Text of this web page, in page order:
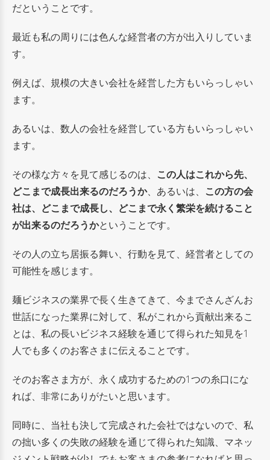
だということです。
最近も私の周りには色んな経営者の方が出入りしていま
す。
例えば、規模の大きい会社を経営した方もいらっしゃい
ます。
あるいは、数人の会社を経営している方もいらっしゃい
ます。
その様な方々を見て感じるのは、 この人はこれから先、
どこまで成長出来るのだろうか、あるいは、 この方の会
社は、どこまで成長し、どこまで永く繁栄を続けること
が出来るのだろうかということです。
その人の立ち居振る舞い、行動を見て、経営者としての
可能性を感じます。
麺ビジネスの業界で長く生きてきて、今までさんざんお
世話になった業界に対して、私がこれから貢献出来るこ
とは、私の長いビジネス経験を通じて得られた知見を1
人でも多くのお客さまに伝えることです。
そのお客さま方が、永く成功するための1つの糸口にな
れば、非常にありがたいと思います。
同時に、当社も決して完成された会社ではないので、私
の拙い多くの失敗の経験を通じて得られた知識、マネッ